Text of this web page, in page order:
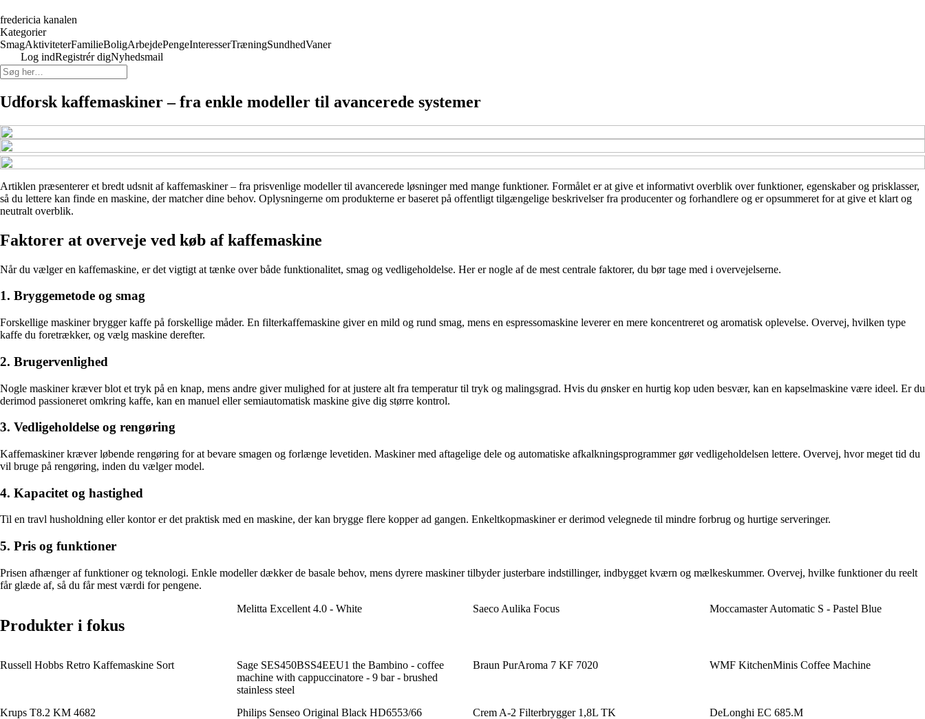
fredericia kanalen
Kategorier
SmagAktiviteterFamilieBoligArbejdePengeInteresserTræningSundhedVaner
Log indRegistrér digNyhedsmail
Udforsk kaffemaskiner – fra enkle modeller til avancerede systemer
Artiklen præsenterer et bredt udsnit af kaffemaskiner – fra prisvenlige modeller til avancerede løsninger med mange funktioner. Formålet er at give et informativt overblik over funktioner, egenskaber og prisklasser,
så du lettere kan finde en maskine, der matcher dine behov. Oplysningerne om produkterne er baseret på offentligt tilgængelige beskrivelser fra producenter og forhandlere og er opsummeret for at give et klart og
neutralt overblik.
Faktorer at overveje ved køb af kaffemaskine
Når du vælger en kaffemaskine, er det vigtigt at tænke over både funktionalitet, smag og vedligeholdelse. Her er nogle af de mest centrale faktorer, du bør tage med i overvejelserne.
1. Bryggemetode og smag
Forskellige maskiner brygger kaffe på forskellige måder. En filterkaffemaskine giver en mild og rund smag, mens en espressomaskine leverer en mere koncentreret og aromatisk oplevelse. Overvej, hvilken type
kaffe du foretrækker, og vælg maskine derefter.
2. Brugervenlighed
Nogle maskiner kræver blot et tryk på en knap, mens andre giver mulighed for at justere alt fra temperatur til tryk og malingsgrad. Hvis du ønsker en hurtig kop uden besvær, kan en kapselmaskine være ideel. Er du
derimod passioneret omkring kaffe, kan en manuel eller semiautomatisk maskine give dig større kontrol.
3. Vedligeholdelse og rengøring
Kaffemaskiner kræver løbende rengøring for at bevare smagen og forlænge levetiden. Maskiner med aftagelige dele og automatiske afkalkningsprogrammer gør vedligeholdelsen lettere. Overvej, hvor meget tid du
vil bruge på rengøring, inden du vælger model.
4. Kapacitet og hastighed
Til en travl husholdning eller kontor er det praktisk med en maskine, der kan brygge flere kopper ad gangen. Enkeltkopmaskiner er derimod velegnede til mindre forbrug og hurtige serveringer.
5. Pris og funktioner
Prisen afhænger af funktioner og teknologi. Enkle modeller dækker de basale behov, mens dyrere maskiner tilbyder justerbare indstillinger, indbygget kværn og mælkeskummer. Overvej, hvilke funktioner du reelt
får glæde af, så du får mest værdi for pengene.
Produkter i fokus
Melitta Excellent 4.0 - White Saeco Aulika Focus Moccamaster Automatic S - Pastel Blue
Russell Hobbs Retro Kaffemaskine Sort
Sage SES450BSS4EEU1 the Bambino - coffee
machine with cappuccinatore - 9 bar - brushed
stainless steel
Braun PurAroma 7 KF 7020 WMF KitchenMinis Coffee Machine
Krups T8.2 KM 4682 Philips Senseo Original Black HD6553/66 Crem A-2 Filterbrygger 1,8L TK
DeLonghi EC 685.M